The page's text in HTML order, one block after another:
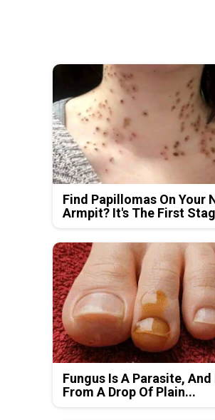
Find Papillomas On Your
Armpit? It's The First
Fungus Is A Parasite, And
From A Drop Of Plain...